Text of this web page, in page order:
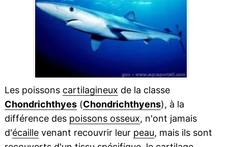
Les poissons cartilagineux de la classe
Chondrichthyes(Chondrichthyens), à la
différence des poissons osseux, n'ont jamais
d'écaillevenant recouvrir leur peau, mais ils sont